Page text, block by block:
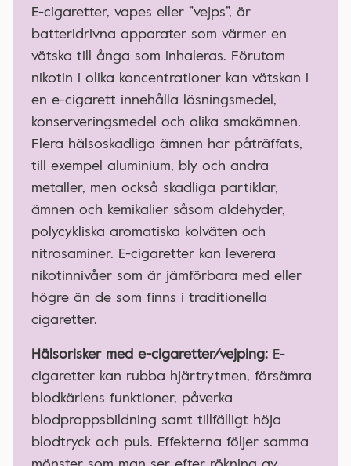
E-cigaretter, vapes eller ”vejps”, är
batteridrivna apparater som värmer en
vätska till ånga som inhaleras. Förutom
nikotin i olika koncentrationer kan vätskan i
en e-cigarett innehålla lösningsmedel,
konserveringsmedel och olika smakämnen.
Flera hälsoskadliga ämnen har påträffats,
till exempel aluminium, bly och andra
metaller, men också skadliga partiklar,
ämnen och kemikalier såsom aldehyder,
polycykliska aromatiska kolväten och
nitrosaminer. E-cigaretter kan leverera
nikotinnivåer som är jämförbara med eller
högre än de som finns i traditionella
cigaretter.
Hälsorisker med e-cigaretter/vejping: E-
cigaretter kan rubba hjärtrytmen, försämra
blodkärlens funktioner, påverka
blodproppsbildning samt tillfälligt höja
blodtryck och puls. Effekterna följer samma